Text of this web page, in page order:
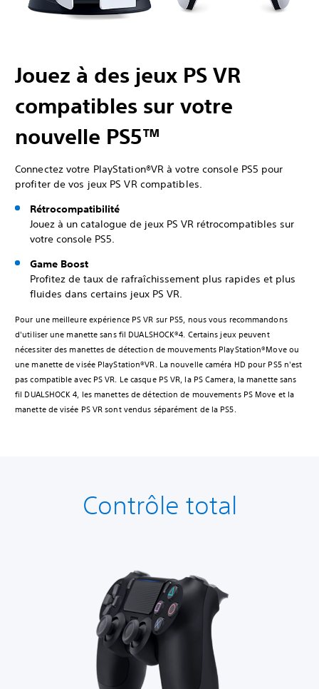
Jouez à des jeux PS VR
compatibles sur votre
nouvelle PS5™
Connectez votre PlayStation®VR à votre console PS5 pour
profiter de vos jeux PS VR compatibles.
Rétrocompatibilité
Jouez à un catalogue de jeux PS VR rétrocompatibles sur
votre console PS5.
Game Boost
Profitez de taux de rafraîchissement plus rapides et plus
fluides dans certains jeux PS VR.
Pour une meilleure expérience PS VR sur PS5, nous vous recommandons
d'utiliser une manette sans fil DUALSHOCK®4. Certains jeux peuvent
nécessiter des manettes de détection de mouvements PlayStation®Move ou
une manette de visée PlayStation®VR. La nouvelle caméra HD pour PS5 n'est
pas compatible avec PS VR. Le casque PS VR, la PS Camera, la manette sans
fil DUALSHOCK 4, les manettes de détection de mouvements PS Move et la
manette de visée PS VR sont vendus séparément de la PS5.
Contrôle total